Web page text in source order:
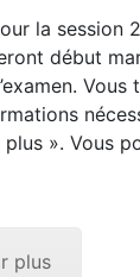
la session
début
». Vous
plus